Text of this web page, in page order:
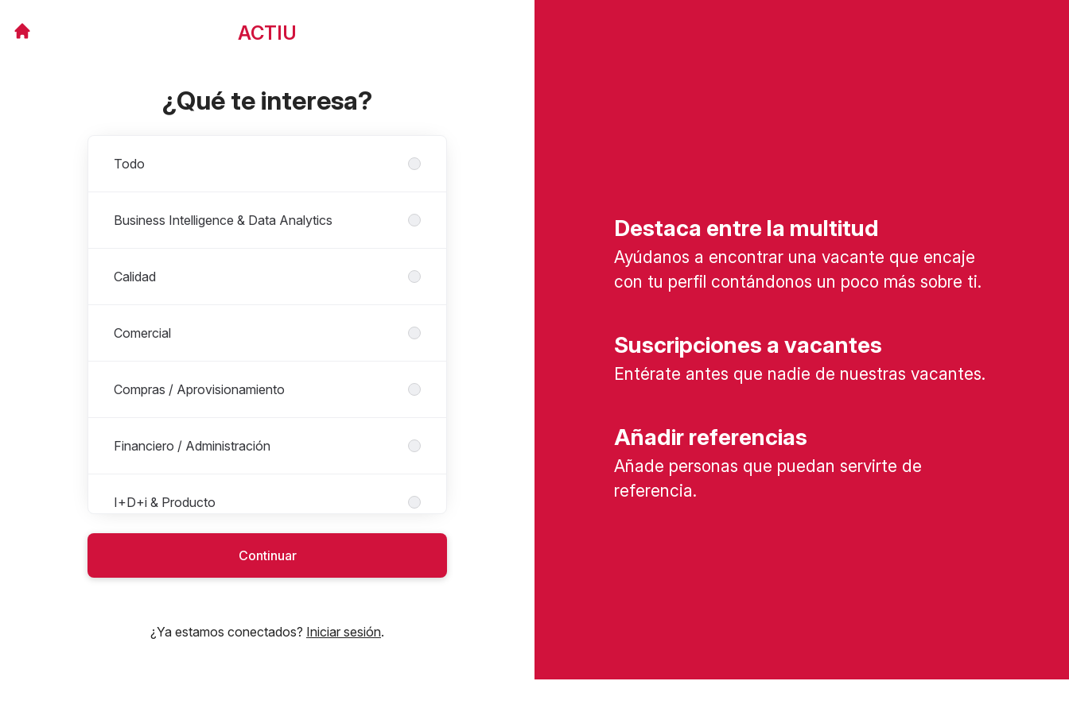
ACTIU
¿Qué te interesa?
Todo
Business Intelligence & Data Analytics
Calidad
Comercial
Compras / Aprovisionamiento
Financiero / Administración
I+D+i & Producto
Ingeniería & Mejora Continua
Continuar
¿Ya estamos conectados? Iniciar sesión.
Destaca entre la multitud
Ayúdanos a encontrar una vacante que encaje
con tu perfil contándonos un poco más sobre ti.
Suscripciones a vacantes
Entérate antes que nadie de nuestras vacantes.
Añadir referencias
Añade personas que puedan servirte de
referencia.